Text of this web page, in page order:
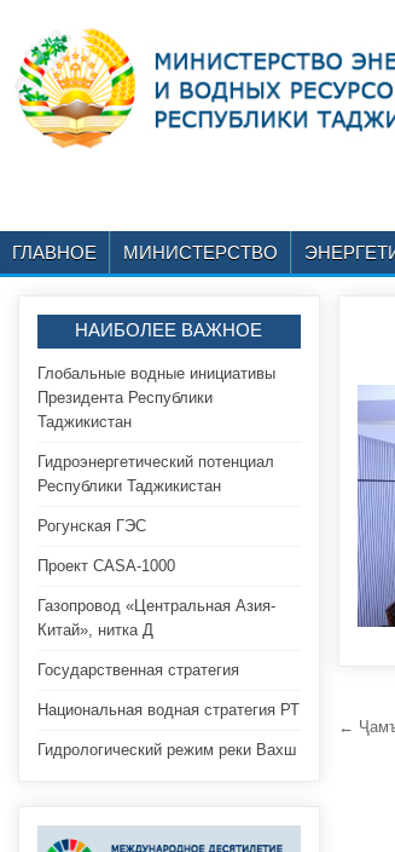
ГЛАВНОЕ МИНИСТЕРСТВО
←
НАИБОЛЕЕ ВАЖНОЕ
Глобальные водные инициативы
Президента Республики
Таджикистан
Гидроэнергетический потенциал
Республики Таджикистан
Рогунская ГЭС
Проект CASA-1000
Газопровод «Центральная Азия-
Китай», нитка Д
Государственная стратегия
Национальная водная стратегия РТ
Гидрологический режим реки Вахш